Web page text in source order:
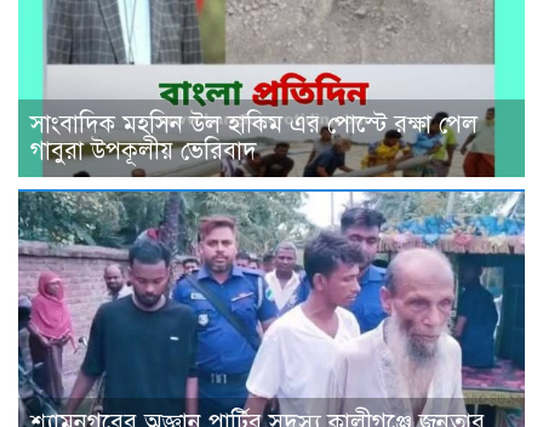
সাংবাদিক মহসিন উল হাকিম এর পোস্টে রক্ষা পেল
গাবুরা উপকূলীয় ভেরিবাদ